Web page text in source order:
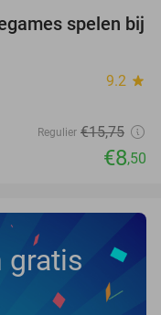
46%
spelen bij
9.2 star
Regulier €15,75
€8,50
gratis